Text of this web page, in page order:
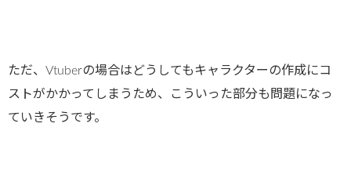
ただ、Vtuberの場合はどうしてもキャラクターの作成にコ
ストがかかってしまうため、こういった部分も問題になっ
ていきそうです。